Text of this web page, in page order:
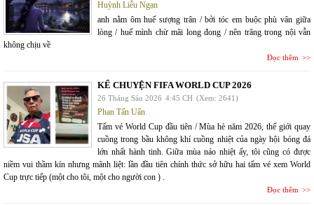
Huỳnh Liễu Ngạn
anh nằm ôm huế sượng trân / bởi tóc em buộc phù vân giữa
lòng / huế mình chừ mãi long đong / nên trăng trong nội vẫn
không chịu về
Đọc thêm
KỂ CHUYỆN FIFA WORLD CUP 2026
26 Tháng Sáu 2026 4:45 CH (Xem: 2641)
Phan Tấn Uẩn
Tấm vé World Cup đầu tiên / Mùa hè năm 2026, thế giới quay
cuồng trong bầu không khí cuồng nhiệt của ngày hội bóng đá
lớn nhất hành tinh. Giữa mùa náo nhiệt ấy, tôi cũng có được
niềm vui thầm kín nhưng mãnh liệt: lần đầu tiên chính thức sở hữu hai tấm vé xem World
Cup trực tiếp (một cho tôi, một cho người con ) .
Đọc thêm